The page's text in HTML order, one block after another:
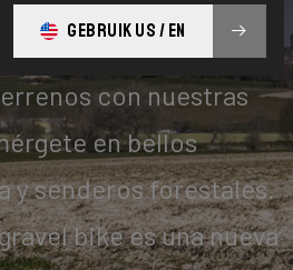
asfaltadas!
con nuestras
en bellos
y senderos forestales.
bike es una nueva
GEBRUIK US / EN